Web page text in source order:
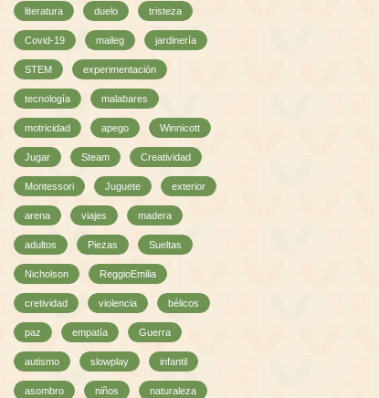
literatura duelo tristeza
Covid-19 maileg jardinería
STEM experimentación
tecnología malabares
motricidad apego Winnicott
Jugar Steam Creatividad
Montessori Juguete exterior
arena viajes madera
adultos Piezas Sueltas
Nicholson ReggioEmilia
cretividad violencia bélicos
paz empatía Guerra
autismo slowplay infantil
asombro niños naturaleza